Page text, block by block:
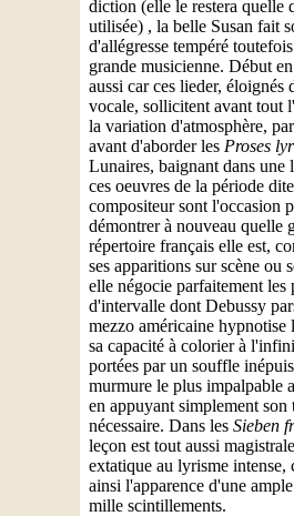
diction (elle le restera quelle
utilisée) , la belle Susan fait
d'allégresse tempéré
grande musicienne. Début
aussi car ces lieder, éloignés
vocale, sollicitent avant tout
la variation d'atmosphère,
avant d'aborder les Proses
Lunaires, baignant dans une
ces oeuvres de la période
compositeur sont l'occasion
démontrer à nouveau quelle
répertoire français elle est,
ses apparitions sur scène ou
elle négocie parfaitement les
d'intervalle dont Debussy
mezzo américaine hypnotise
sa capacité à colorier à
portées par un souffle
murmure le plus impalpable
en appuyant simplement son
nécessaire. Dans les Sieben
leçon est tout aussi
extatique au lyrisme intense,
ainsi l'apparence d'une
mille scintillements.